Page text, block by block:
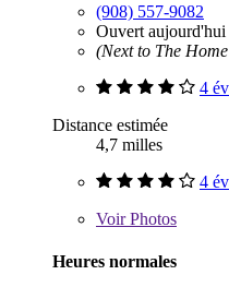
(908) 557-9082
Ouvert aujourd'hui
(Next to The
4
Distance estimée
4,7 milles
4
VoirPhotos
Heures normales